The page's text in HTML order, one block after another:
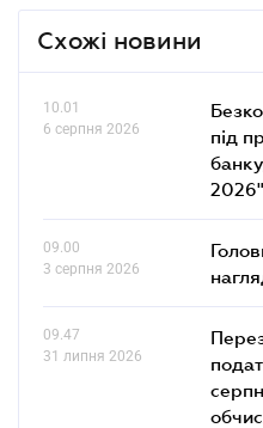
Схожі новини
10.01
6 серпня 2026
під
2026"
09.00
3 серпня 2026
09.47
31 липня 2026